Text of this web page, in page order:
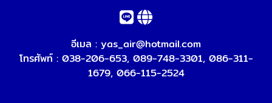
อีเมล : yas_air@hotmail.com
โทรศัพท์ : 038-206-653, 089-748-3301, 086-311-
1679, 066-115-2524